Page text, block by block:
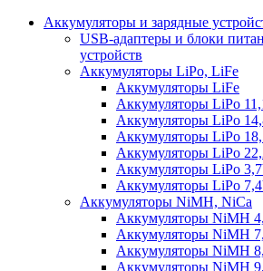
Аккумуляторы и зарядные
USB-адаптеры и блоки
устройств
Аккумуляторы LiPo, LiFe
Аккумуляторы LiFe
Аккумуляторы LiPo
Аккумуляторы LiPo
Аккумуляторы LiPo
Аккумуляторы LiPo
Аккумуляторы LiPo
Аккумуляторы LiPo
Аккумуляторы NiMH, NiCa
Аккумуляторы NiMH
Аккумуляторы NiMH
Аккумуляторы NiMH
Аккумуляторы NiMH